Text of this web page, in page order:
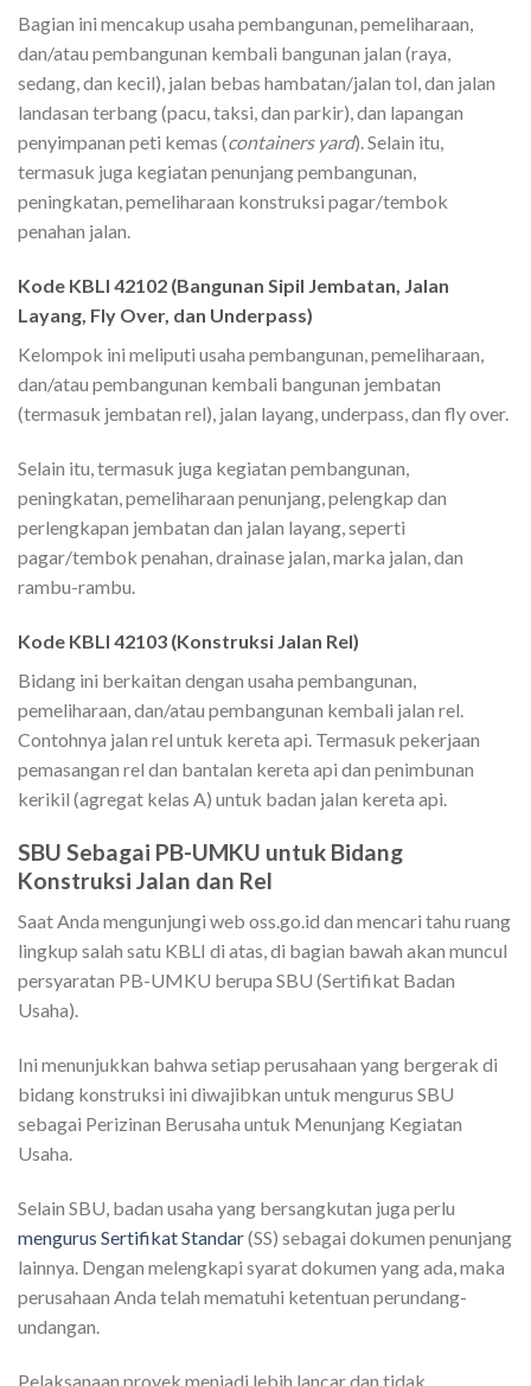
Bagian ini mencakup usaha pembangunan, pemeliharaan,
dan/atau pembangunan kembali bangunan jalan (raya,
sedang, dan kecil), jalan bebas hambatan/jalan tol, dan jalan
landasan terbang (pacu, taksi, dan parkir), dan lapangan
penyimpanan peti kemas (containers yard). Selain itu,
termasuk juga kegiatan penunjang pembangunan,
peningkatan, pemeliharaan konstruksi pagar/tembok
penahan jalan.
Kode KBLI 42102 (Bangunan Sipil Jembatan, Jalan
Layang, Fly Over, dan Underpass)
Kelompok ini meliputi usaha pembangunan, pemeliharaan,
dan/atau pembangunan kembali bangunan jembatan
(termasuk jembatan rel), jalan layang, underpass, dan fly over.
Selain itu, termasuk juga kegiatan pembangunan,
peningkatan, pemeliharaan penunjang, pelengkap dan
perlengkapan jembatan dan jalan layang, seperti
pagar/tembok penahan, drainase jalan, marka jalan, dan
rambu-rambu.
Kode KBLI 42103 (Konstruksi Jalan Rel)
Bidang ini berkaitan dengan usaha pembangunan,
pemeliharaan, dan/atau pembangunan kembali jalan rel.
Contohnya jalan rel untuk kereta api. Termasuk pekerjaan
pemasangan rel dan bantalan kereta api dan penimbunan
kerikil (agregat kelas A) untuk badan jalan kereta api.
SBU Sebagai PB-UMKU untuk Bidang
Konstruksi Jalan dan Rel
Saat Anda mengunjungi web oss.go.id dan mencari tahu ruang
lingkup salah satu KBLI di atas, di bagian bawah akan muncul
persyaratan PB-UMKU berupa SBU (Sertifikat Badan
Usaha).
Ini menunjukkan bahwa setiap perusahaan yang bergerak di
bidang konstruksi ini diwajibkan untuk mengurus SBU
sebagai Perizinan Berusaha untuk Menunjang Kegiatan
Usaha.
Selain SBU, badan usaha yang bersangkutan juga perlu
mengurus Sertifikat Standar(SS) sebagai dokumen penunjang
lainnya. Dengan melengkapi syarat dokumen yang ada, maka
perusahaan Anda telah mematuhi ketentuan perundang-
undangan.
Pelaksanaan proyek menjadi lebih lancar dan tidak